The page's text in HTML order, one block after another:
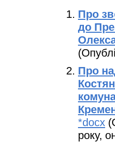
Про
до
Про
*docx
року,